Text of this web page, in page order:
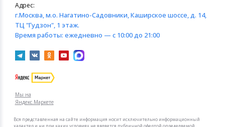
Мы на
Яндекс.Маркете
Адрес:
г.Москва, м.о. Нагатино-Садовники, Каширское шоссе, д. 14,
ТЦ "Гудзон", 1 этаж.
Время работы: ежедневно — с 10:00 до 21:00
Вся представленная на сайте информация носит исключительно информационный
характер и ни при каких условиях не является публичной офертой определяемой